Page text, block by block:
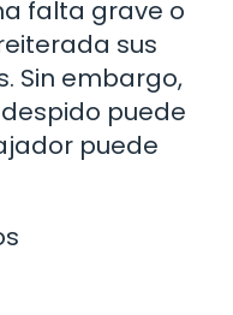
falta grave o
sus
Sin embargo,
puede
puede